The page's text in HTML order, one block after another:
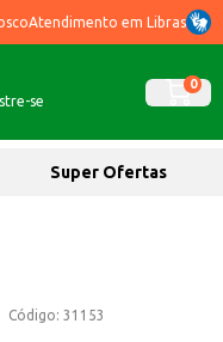
Atendimento em Libras
se
0
Super Ofertas
Código: 31153